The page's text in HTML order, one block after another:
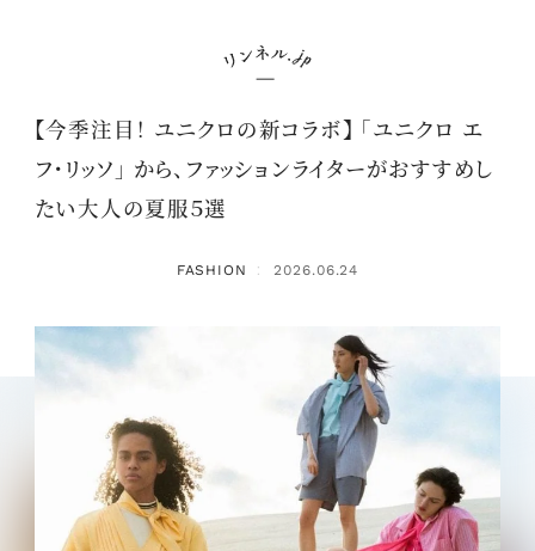
【今季注目！ ユニクロの新コラボ】 「ユニクロ エ
フ・リッソ」 から、ファッションライターがおすすめし
たい大人の夏服５選
FASHION ： 2026.06.24